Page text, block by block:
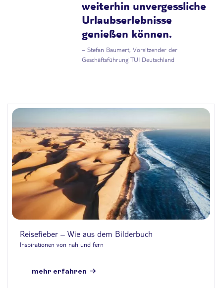
weiterhin unvergessliche
Urlaubserlebnisse
genießen können.
– Stefan Baumert, Vorsitzender der
Geschäftsführung TUI Deutschland
Reisefieber – Wie aus dem Bilderbuch
Inspirationen von nah und fern
mehr erfahren